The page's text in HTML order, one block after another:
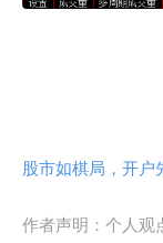
股市如棋局，开户
作者声明：个人观